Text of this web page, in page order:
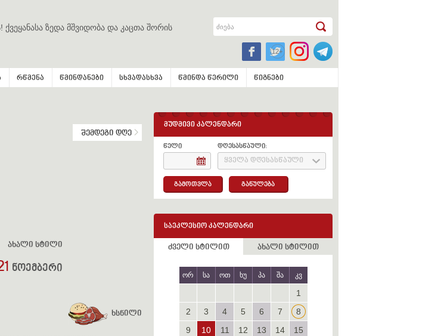
ზედა მშვიდობა და კაცთა შორის
რწმენა წმინდანები სხვადასხვა წმინდა წერილი წიგნები
შემდეგი დღე
ახალი სტილი
ნოემბერი
ხსნილი
მუდმივი კალენდარი
წელი დღესასწაული:
ყველა დღესასწაული
გამოთვლა განულება
საეკლესიო კალენდარი
ძველი სტილით ახალი სტილით
ორ სა ოთ ხუ პა შა კვ
1
2
3 4 5 6 7
8
9
10 11 12 13 14
15